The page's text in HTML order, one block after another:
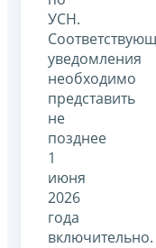
УСН.
уведомления
необходимо
представить
не
позднее
1
июня
2026
года
включительно.